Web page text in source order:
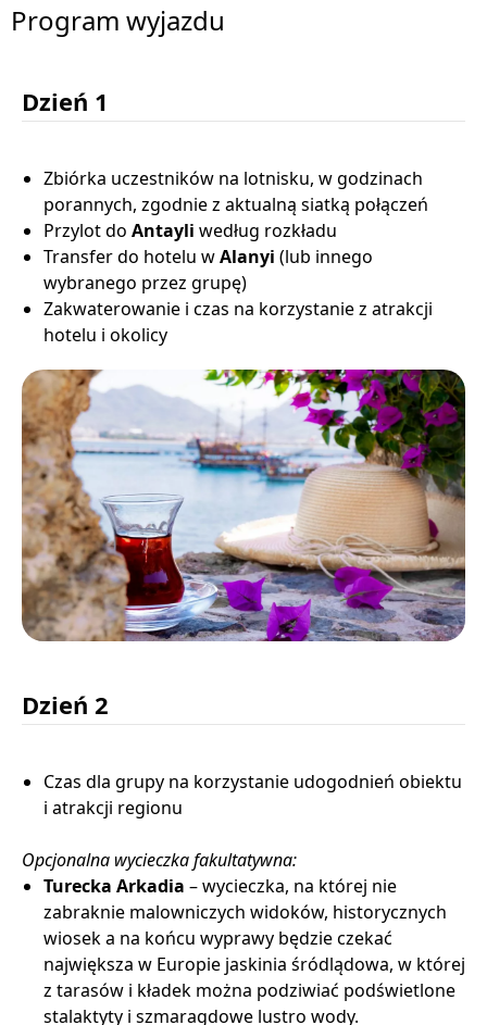
Program wyjazdu
Dzień 1
Zbiórka uczestników na lotnisku, w godzinach
porannych, zgodnie z aktualną siatką połączeń
Przylot do Antayli według rozkładu
Transfer do hotelu wAlanyi (lub innego
wybranego przez grupę)
Zakwaterowanie i czas na korzystanie z atrakcji
hotelu i okolicy
Dzień 2
Czas dla grupy na korzystanie udogodnień obiektu
i atrakcji regionu
Opcjonalna wycieczka fakultatywna:
Turecka Arkadia – wycieczka, na której nie
zabraknie malowniczych widoków, historycznych
wiosek a na końcu wyprawy będzie czekać
największa w Europie jaskinia śródlądowa, w której
z tarasów i kładek można podziwiać podświetlone
stalaktyty i szmaragdowe lustro wody.